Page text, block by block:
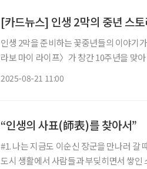
[카드뉴스] 인생 2막의 중년 스
인생 2막을 준비하는 꽃중년들의 이야기
라보 마이 라이프〉가 창간 10주년을 맞
2025-08-21 11:00
“인생의 사표(師表)를 찾아서”
#1. 나는 지금도 이순신 장군을 만나러 갈
도시 생활에서 사람들과 부딪히면서 쌓